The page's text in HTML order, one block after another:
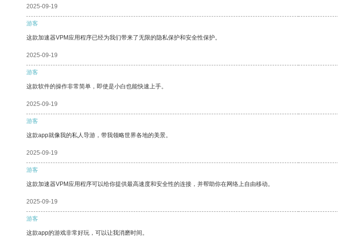
2025-09-19
游客
这款加速器VPM应用程序已经为我们带来了无限的隐私保护和安全性保护。
2025-09-19
游客
这款软件的操作非常简单，即使是小白也能快速上手。
2025-09-19
游客
这款app就像我的私人导游，带我领略世界各地的美景。
2025-09-19
游客
这款加速器VPM应用程序可以给你提供最高速度和安全性的连接，并帮助你在网络上自由移动。
2025-09-19
游客
这款app的游戏非常好玩，可以让我消磨时间。